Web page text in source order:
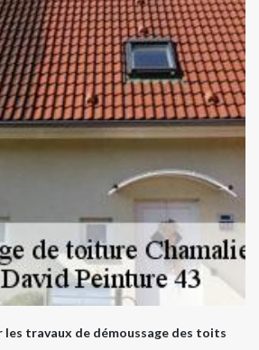
les travaux de démoussage des toits